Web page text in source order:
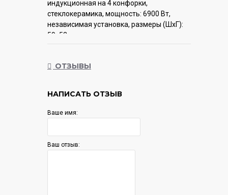
индукционная на 4 конфорки,
cтеклокерамика, мощность: 6900 Вт,
независимая установка, размеры (ШхГ):
59x52 см
ОТЗЫВЫ
НАПИСАТЬ ОТЗЫВ
Ваше имя:
Ваш отзыв: